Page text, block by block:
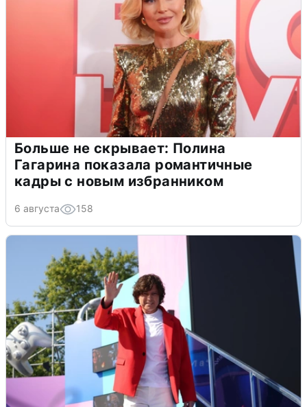
Больше не скрывает: Полина
Гагарина показала романтичные
кадры с новым избранником
6 августа 158